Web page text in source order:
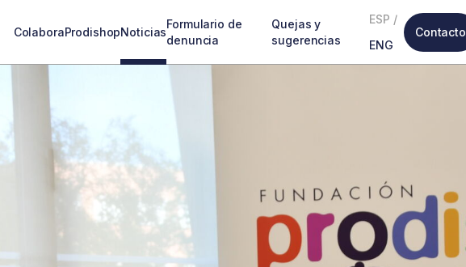
ColaboraProdishopNoticias
Formulario de
denuncia
Quejas y
sugerencias
ESP /
ENG
Contacto